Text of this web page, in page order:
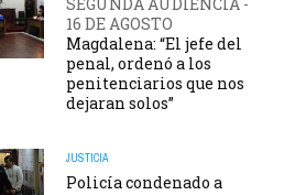
16 DE AGOSTO
Magdalena: “El jefe del
penal, ordenó a los
penitenciarios que nos
dejaran solos”
JUSTICIA
Policía condenado a